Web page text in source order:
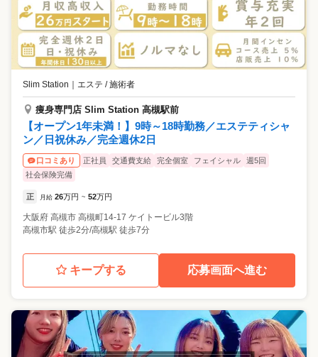
Slim Station エステ / 施術者
痩身専門店 Slim Station 高槻駅前
【オープン1年未満！】9時～18時勤務／エステティシャ
ン／日祝休み／完全週休2日
口コミあり 正社員 交通費支給 完全個室 フェイシャル
週5回
社会保険完備
正 月給 26万円 ~ 52万円
大阪府 高槻市 高槻町14-17 ケイトービル3階
高槻市駅 徒歩2分/高槻駅 徒歩7分
キープする 応募画面へ進む